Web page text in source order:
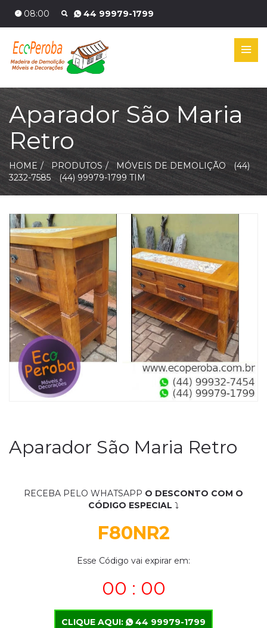
08:00 44 99979-1799
Aparador São Maria
Retro
HOME PRODUTOS MÓVEIS DE DEMOLIÇÃO
(44)
3232-7585
(44) 99979-1799 TIM
Aparador São Maria Retro
RECEBA PELO WHATSAPP O DESCONTO COM O
CÓDIGO ESPECIAL ⤵
F80NR2
Esse Código vai expirar em:
00 : 00
CLIQUE AQUI: 44 99979-1799